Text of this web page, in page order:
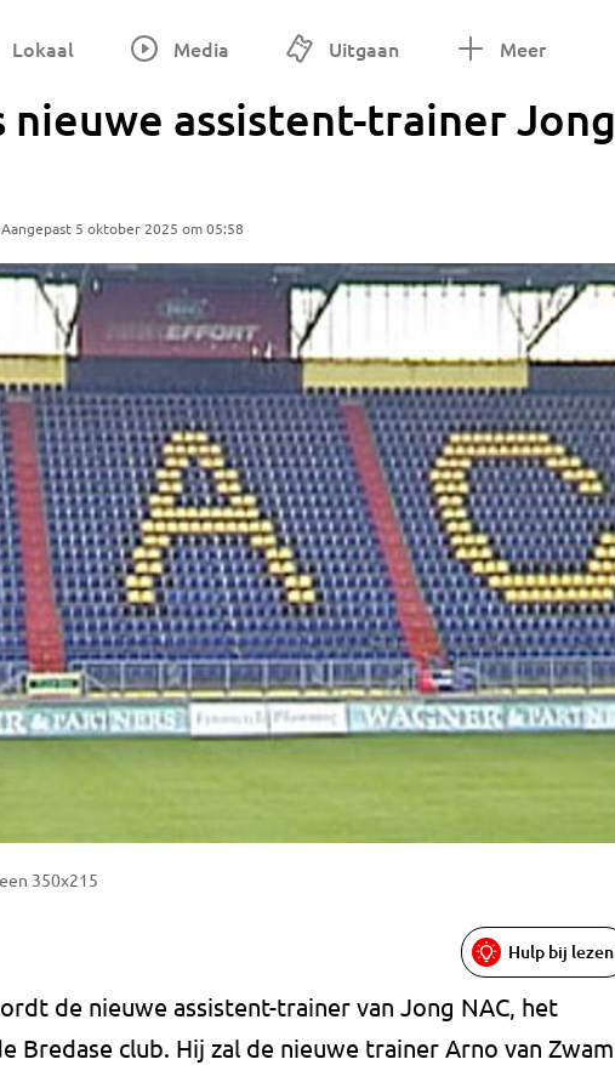
Lokaal Media Uitgaan Meer
nieuwe assistent-trainer Jong
5 oktober 2025 om 05:58
350x215
Hulp bij lezen
de nieuwe assistent-trainer van Jong NAC, het
Bredase club. Hij zal de nieuwe trainer Arno van Zwam